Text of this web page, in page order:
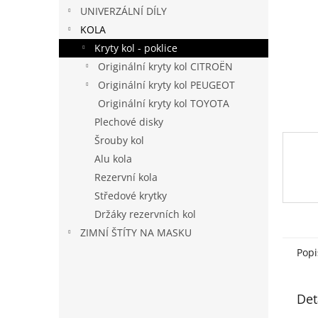
l
UNIVERZÁLNÍ DÍLY
KOLA
Kryty kol - poklice
Originální kryty kol CITROËN
Originální kryty kol PEUGEOT
Originální kryty kol TOYOTA
Plechové disky
Šrouby kol
Alu kola
Rezervní kola
Středové krytky
Držáky rezervních kol
ZIMNÍ ŠTÍTY NA MASKU